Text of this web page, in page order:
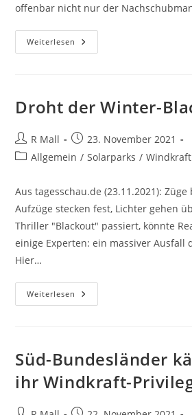
offenbar nicht nur der
Weiterlesen E-
Autos
Bock
Mehr
Droht der Winter-
Beitrags-
Autor:
R Mall
Beitrag
veröffentlicht:
23. November 2021
Beitrags-
Allgemein / Solarparks / Windkraft
Aus tagesschau.de (23.11.2021):
Aufzüge stecken fest, Lichter gehen
Thriller "Blackout" passiert, könnte
einige Experten: ein massiver Ausfall
Hier…
Weiterlesen Droht
Der
Süd-Bundesländer
ihr Windkraft-